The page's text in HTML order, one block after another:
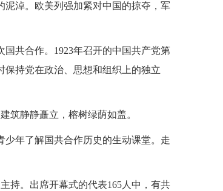
泥淖。欧美列强加紧对中国的掠夺，军
共合作。1923年召开的中国共产党第
持党在政治、思想和组织上的独立
筑静静矗立，榕树绿荫如盖。
年了解国共合作历史的生动课堂。走
持。出席开幕式的代表165人中，有共